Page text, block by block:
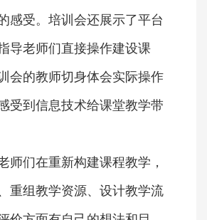
感受。培训会还展示了平台
导老师们直接操作建设课
会的教师切身体会实际操作
受到信息技术给课堂教学带
师们在重新构建课程教学，
重组教学资源、设计教学流